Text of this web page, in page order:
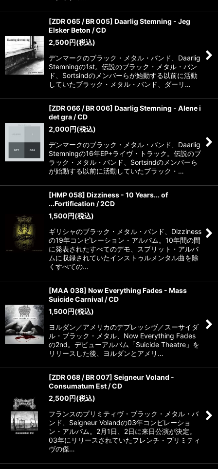
[ZDR 065 / BR 005] Daarlig Stemning - Jeg
Elsker Beton / CD
2,500円(税込)
デンマークのブラック・メタル・バンド、Daarlig
Stemningの1st。伝説のブラック・メタル・バン
ド、Sortsindのメンバーらが始動する以前に活動
していたブラック・メタル・バンド、ダーリ…
[ZDR 066 / BR 006] Daarlig Stemning - Alene i
det gra / CD
2,000円(税込)
デンマークのブラック・メタル・バンド、Daarlig
Stemningの16年EP+ライヴ・トラック。伝説のブ
ラック・メタル・バンド、Sortsindのメンバーら
が始動する以前に活動していたブラック・…
[HMP 058] Dizziness - 10 Years... of
...Fortification / 2CD
1,500円(税込)
ギリシャのブラック・メタル・バンド、Dizziness
の19年コンピレーション・アルバム。10年間の間
に発表されたすべてのデモ、スプリット・アルバ
ムに収録されていたインストゥルメンタル曲を除
くすべての…
[MAA 038] Now Everything Fades - Mass
Suicide Carnival / CD
1,500円(税込)
ヨルダン／アメリカのデプレッシヴ／スーサイダ
ル・ブラック・メタル、Now Everything Fades
の2nd。デビューアルバム「Suicide Theatre」を
リリースした後、ヨルダンとアメリ…
[ZDR 068 / BR 007] Seigneur Voland -
Consumatum Est / CD
2,500円(税込)
フランスのプリミティヴ・ブラック・メタル・バ
ンド、Seigneur Volandの03年コンピレーショ
ン・アルバム。2月1日、2日に来日公演が決定。
03年にリリースされていたフレンチ・プリミティ
ヴの傑…